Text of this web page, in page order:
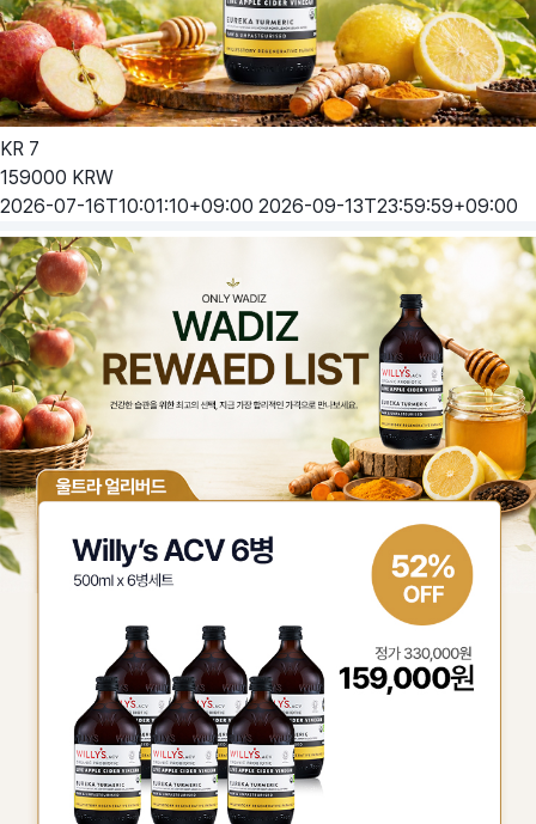
KR 7
159000 KRW
2026-07-16T10:01:10+09:00 2026-09-13T23:59:59+09:00